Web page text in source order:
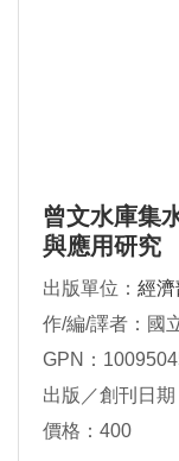
曾文水庫集
與應用研究
出版單位： 經
作/編/譯者：國
GPN：
出版／創刊日
價格：400